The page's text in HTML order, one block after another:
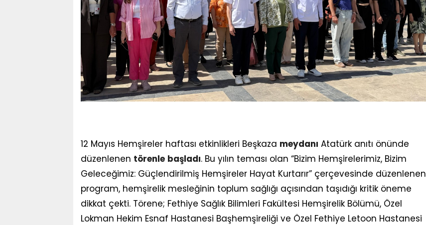
12 Mayıs Hemşireler haftası etkinlikleri Beşkaza meydanı Atatürk anıtı önünde
düzenlenen törenle başladı. Bu yılın teması olan “Bizim Hemşirelerimiz, Bizim
Geleceğimiz: Güçlendirilmiş Hemşireler Hayat Kurtarır” çerçevesinde düzenlenen
program, hemşirelik mesleğinin toplum sağlığı açısından taşıdığı kritik öneme
dikkat çekti. Törene; Fethiye Sağlık Bilimleri Fakültesi Hemşirelik Bölümü, Özel
Lokman Hekim Esnaf Hastanesi Başhemşireliği ve Özel Fethiye Letoon Hastanesi